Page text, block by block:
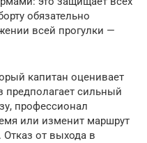
обязательно
всей прогулки —
капитан оценивает
предполагает сильный
профессионал
или изменит маршрут
Отказ от выхода в